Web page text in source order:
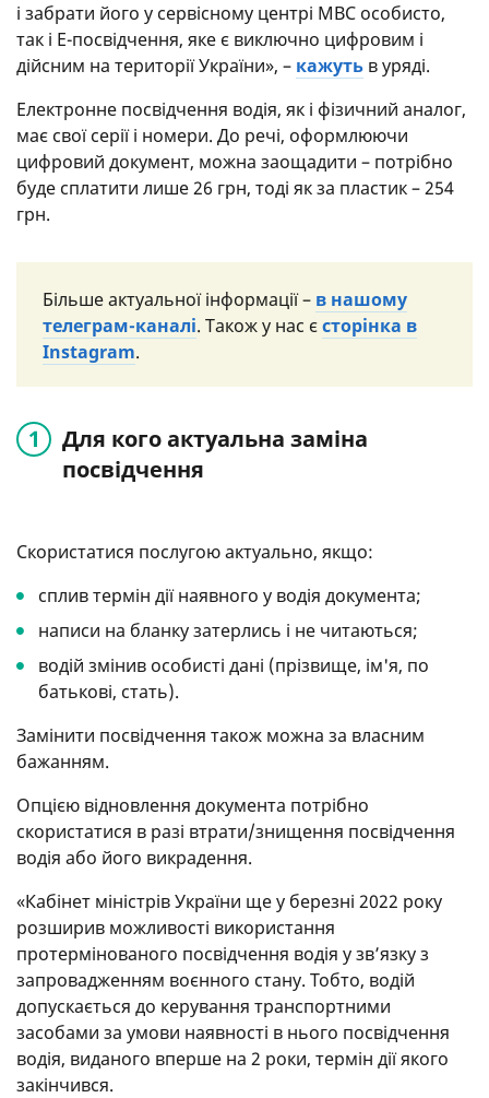
і забрати його у сервісному центрі МВС особисто,
так і Е-посвідчення, яке є виключно цифровим і
дійсним на території України», – кажуть в уряді.
Електронне посвідчення водія, як і фізичний аналог,
має свої серії і номери. До речі, оформлюючи
цифровий документ, можна заощадити – потрібно
буде сплатити лише 26 грн, тоді як за пластик – 254
грн.
Більше актуальної інформації – в нашому
телеграм-каналі. Також у нас єсторінка в
Instagram.
Для кого актуальна заміна
посвідчення
Скористатися послугою актуально, якщо:
сплив термін дії наявного у водія документа;
написи на бланку затерлись і не читаються;
водій змінив особисті дані (прізвище, ім'я, по
батькові, стать).
Замінити посвідчення також можна за власним
бажанням.
Опцією відновлення документа потрібно
скористатися в разі втрати/знищення посвідчення
водія або його викрадення.
«Кабінет міністрів України ще у березні 2022 року
розширив можливості використання
протермінованого посвідчення водія у зв’язку з
запровадженням воєнного стану. Тобто, водій
допускається до керування транспортними
засобами за умови наявності в нього посвідчення
водія, виданого вперше на 2 роки, термін дії якого
закінчився.